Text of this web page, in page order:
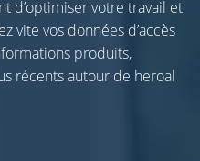
d’optimiser votre travail et
vite vos données d’accès
produits,
récents autour de heroal